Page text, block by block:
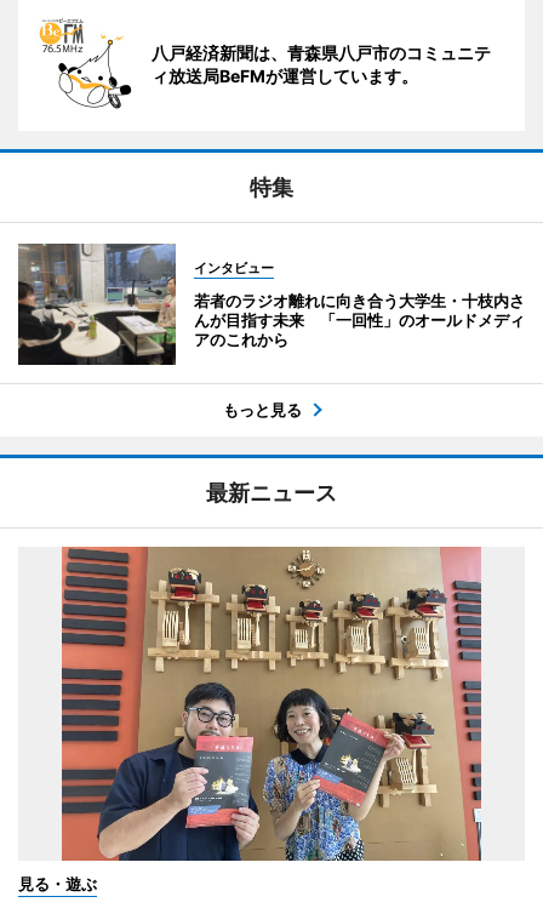
八戸経済新聞は、青森県八戸市のコミュニテ
ィ放送局BeFMが運営しています。
特集
インタビュー
若者のラジオ離れに向き合う大学生・十枝内さ
んが目指す未来 「一回性」のオールドメディ
アのこれから
もっと見る
最新ニュース
見る・遊ぶ